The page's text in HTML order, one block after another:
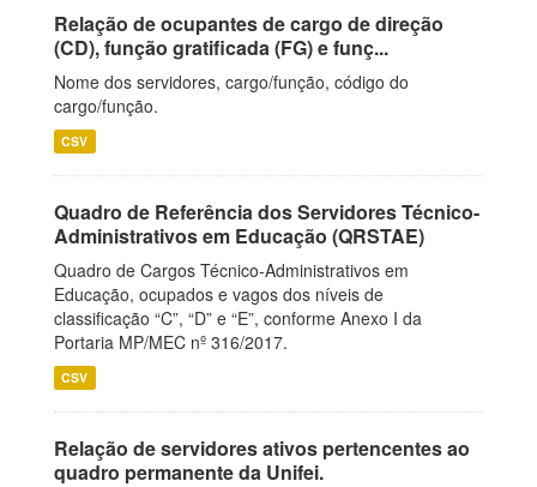
Relação de ocupantes de cargo de direção
(CD), função gratificada (FG) e funç...
Nome dos servidores, cargo/função, código do
cargo/função.
CSV
Quadro de Referência dos Servidores Técnico-
Administrativos em Educação (QRSTAE)
Quadro de Cargos Técnico-Administrativos em
Educação, ocupados e vagos dos níveis de
classificação “C”, “D” e “E”, conforme Anexo I da
Portaria MP/MEC nº 316/2017.
CSV
Relação de servidores ativos pertencentes ao
quadro permanente da Unifei.